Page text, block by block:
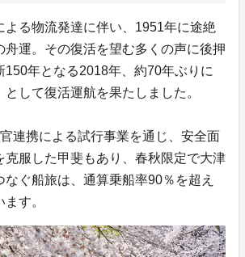
る物流発達に伴い、1951年に途絶
舟運。その復活を望む多くの声に後押
150年となる2018年、約70年ぶりに
として復活運航を果たしました。
連携による試行事業を通じ、安全面
克服した甲斐もあり、春秋限定で大津
なぐ船旅は、通算乗船率90％を超え
す。